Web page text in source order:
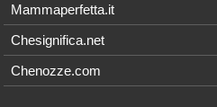
Mammaperfetta.it
Chesignifica.net
Chenozze.com